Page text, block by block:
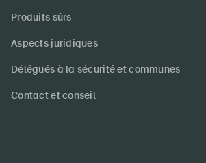
Produits sûrs
Aspects juridiques
Délégués à la sécurité et communes
Contact et conseil